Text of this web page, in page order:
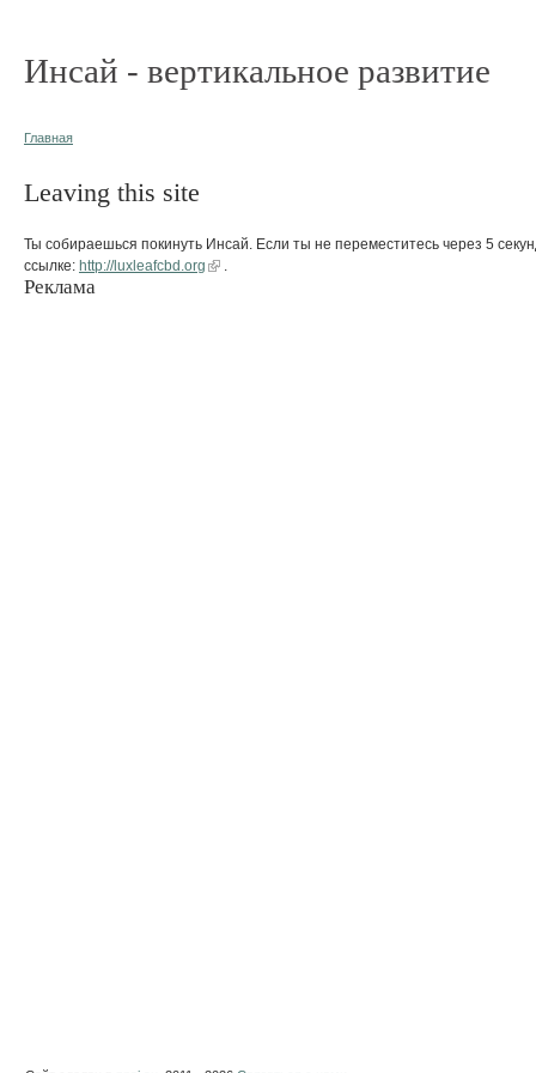
Инсай - вертикальное развитие
Главная
Leaving this site
Ты собираешься покинуть Инсай. Если ты не переместитесь через 5
ссылке: http://luxleafcbd.org
Реклама